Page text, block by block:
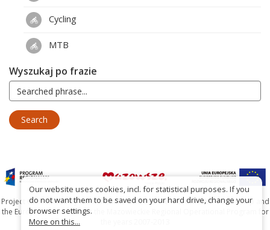
Cycling
MTB
Wyszukaj po frazie
Project co-financed by the Marshal's Office of the Mazowieckie Voivodship and
the European Union under the Mazowieckie Regional Operational Program for
Our website uses cookies, incl. for statistical purposes. If you
do not want them to be saved on your hard drive, change your
browser settings.
More on this...